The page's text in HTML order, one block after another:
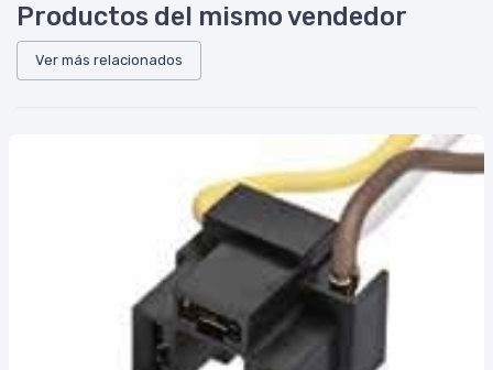
Productos del mismo vendedor
Ver más relacionados